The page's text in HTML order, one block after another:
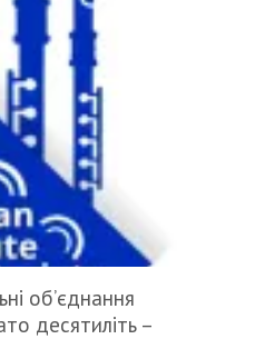
об’єднання
десятиліть –